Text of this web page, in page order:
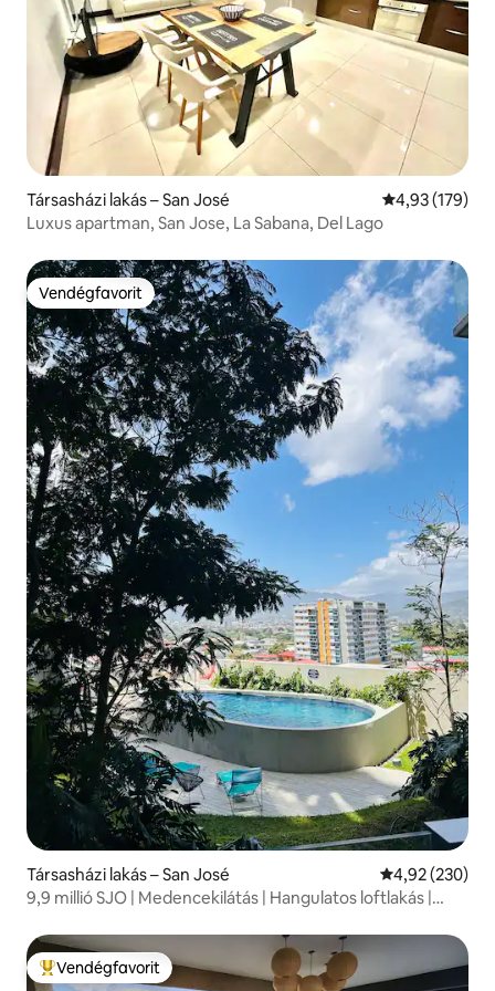
Társasházi lakás – San José Átlagos
4,93 (179)
Luxus apartman, San Jose, La Sabana, Del Lago
Vendégfavorit
Vendégfavorit
Társasházi lakás – San José Átlagos
4,92 (230)
9,9 millió SJO | Medencekilátás | Hangulatos loftlakás |
Kiemelt vendégfavorit
Vendégfavorit